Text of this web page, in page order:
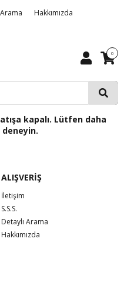
Hakkımızda
0
kapalı. Lütfen daha
ALIŞVERİŞ
İletişim
S.S.S.
Detaylı Arama
Hakkımızda